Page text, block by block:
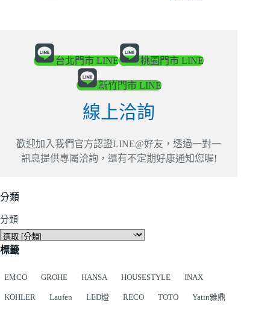
台北門市 LINE 桃園門市 LINE
新竹門市 LINE
線上洽詢
歡迎加入我們官方認證LINE@好友，透過一對一
訊息提供專屬洽詢，還有不定期好康通知您喔!
分類
分類
標籤
EMCO GROHE HANSA HOUSESTYLE INAX
KOHLER Laufen LED燈 RECO TOTO Yatin雅鼎